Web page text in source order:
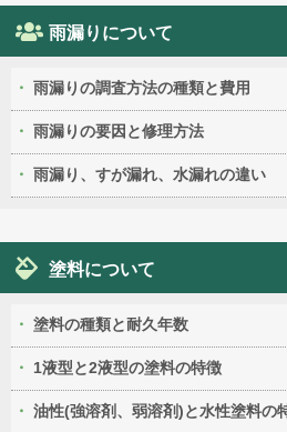
雨漏りについて
雨漏りの調査方法の種類と費用
雨漏りの要因と修理方法
雨漏り、すが漏れ、水漏れの違い
塗料について
塗料の種類と耐久年数
1液型と2液型の塗料の特徴
油性(強溶剤、弱溶剤)と水性塗料の